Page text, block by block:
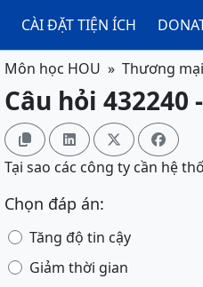
CÀI ĐẶT TIỆN ÍCH
Môn học HOU Thương
Câu hỏi
   
Tại sao các công ty cần hệ
Chọn đáp án:
Tăng độ tin cậy
Giảm thời gian